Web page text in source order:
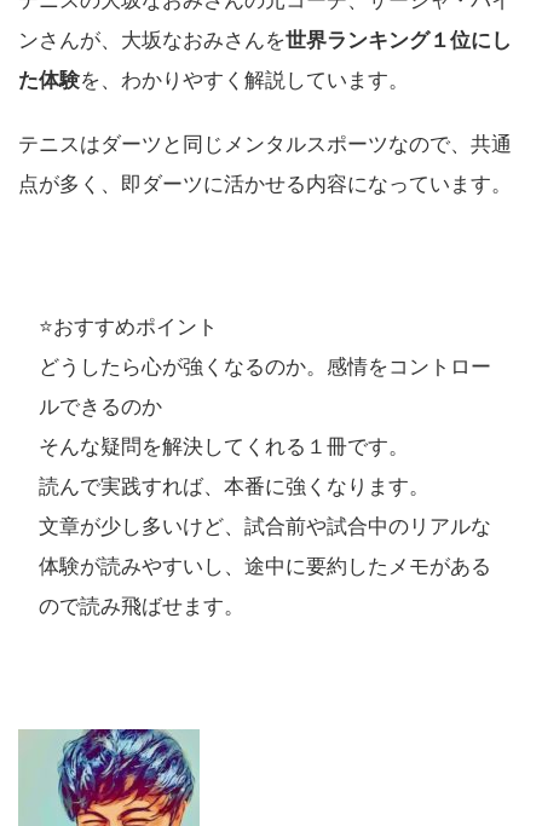
ンさんが、大坂なおみさんを世界ランキング１位にし
た体験を、わかりやすく解説しています。
テニスはダーツと同じメンタルスポーツなので、共通
点が多く、即ダーツに活かせる内容になっています。
⭐️おすすめポイント
どうしたら心が強くなるのか。感情をコントロー
ルできるのか
そんな疑問を解決してくれる１冊です。
読んで実践すれば、本番に強くなります。
文章が少し多いけど、試合前や試合中のリアルな
体験が読みやすいし、途中に要約したメモがある
ので読み飛ばせます。